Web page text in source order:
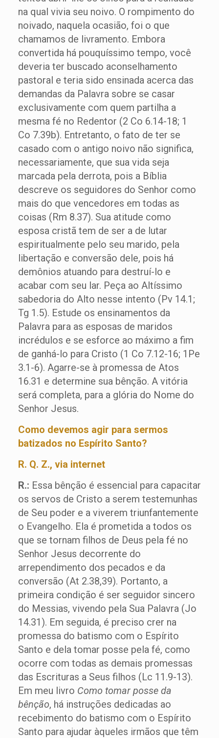
na qual vivia seu noivo. O rompimento do
noivado, naquela ocasião, foi o que
chamamos de livramento. Embora
convertida há pouquíssimo tempo, você
deveria ter buscado aconselhamento
pastoral e teria sido ensinada acerca das
demandas da Palavra sobre se casar
exclusivamente com quem partilha a
mesma fé no Redentor (2 Co 6.14-18; 1
Co 7.39b). Entretanto, o fato de ter se
casado com o antigo noivo não significa,
necessariamente, que sua vida seja
marcada pela derrota, pois a Bíblia
descreve os seguidores do Senhor como
mais do que vencedores em todas as
coisas (Rm 8.37). Sua atitude como
esposa cristã tem de ser a de lutar
espiritualmente pelo seu marido, pela
libertação e conversão dele, pois há
demônios atuando para destruí-lo e
acabar com seu lar. Peça ao Altíssimo
sabedoria do Alto nesse intento (Pv 14.1;
Tg 1.5). Estude os ensinamentos da
Palavra para as esposas de maridos
incrédulos e se esforce ao máximo a fim
de ganhá-lo para Cristo (1 Co 7.12-16; 1Pe
3.1-6). Agarre-se à promessa de Atos
16.31 e determine sua bênção. A vitória
será completa, para a glória do Nome do
Senhor Jesus.
Como devemos agir para sermos
batizados no Espírito Santo?
R. Q. Z., via internet
R.: Essa bênção é essencial para capacitar
os servos de Cristo a serem testemunhas
de Seu poder e a viverem triunfantemente
o Evangelho. Ela é prometida a todos os
que se tornam filhos de Deus pela fé no
Senhor Jesus decorrente do
arrependimento dos pecados e da
conversão (At 2.38,39). Portanto, a
primeira condição é ser seguidor sincero
do Messias, vivendo pela Sua Palavra (Jo
14.31). Em seguida, é preciso crer na
promessa do batismo com o Espírito
Santo e dela tomar posse pela fé, como
ocorre com todas as demais promessas
das Escrituras a Seus filhos (Lc 11.9-13).
Em meu livro Como tomar posse da
bênção, há instruções dedicadas ao
recebimento do batismo com o Espírito
Santo para ajudar àqueles irmãos que têm